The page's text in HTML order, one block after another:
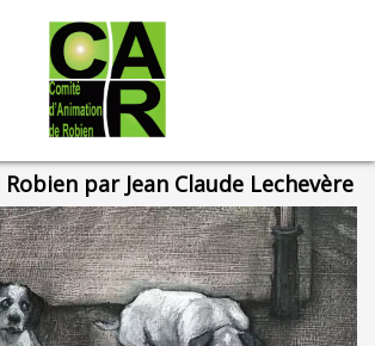
par Jean Claude Lechevère